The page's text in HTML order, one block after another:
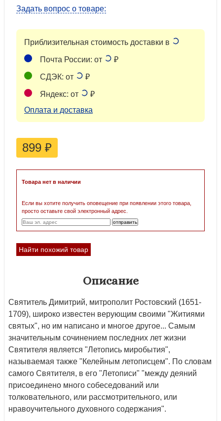
Задать вопрос о товаре:
Приблизительная стоимость доставки в
Почта России: от ₽
СДЭК: от ₽
Яндекс: от
₽
Оплата и доставка
899 ₽
Товара нет в наличии
Если вы хотите получить оповещение при появлении этого товара,
просто оставьте свой электронный адрес.
Найти похожий товар
Описание
Святитель Димитрий, митрополит Ростовский (1651-
1709), широко известен верующим своими "Житиями
святых", но им написано и многое другое... Самым
значительным сочинением последних лет жизни
Святителя является "Летопись миробытия",
называемая также "Келейным летописцем". По словам
самого Святителя, в его "Летописи" "между деяний
присоединено много собеседований или
толковательного, или рассмотрительного, или
нравоучительного духовного содержания".